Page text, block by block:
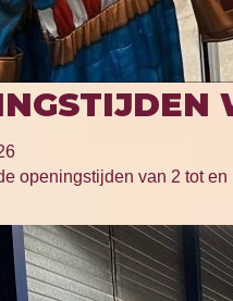
openingstijden van 2 tot en